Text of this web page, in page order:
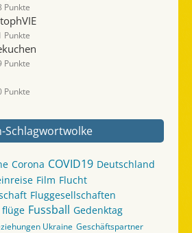
Punkte
Punkte
Punkte
Punkte
Schlagwortwolke
Corona COVID19 Deutschland
Film Flucht
Fluggesellschaften
flüge Fussball Gedenktag
Ukraine Geschäftspartner